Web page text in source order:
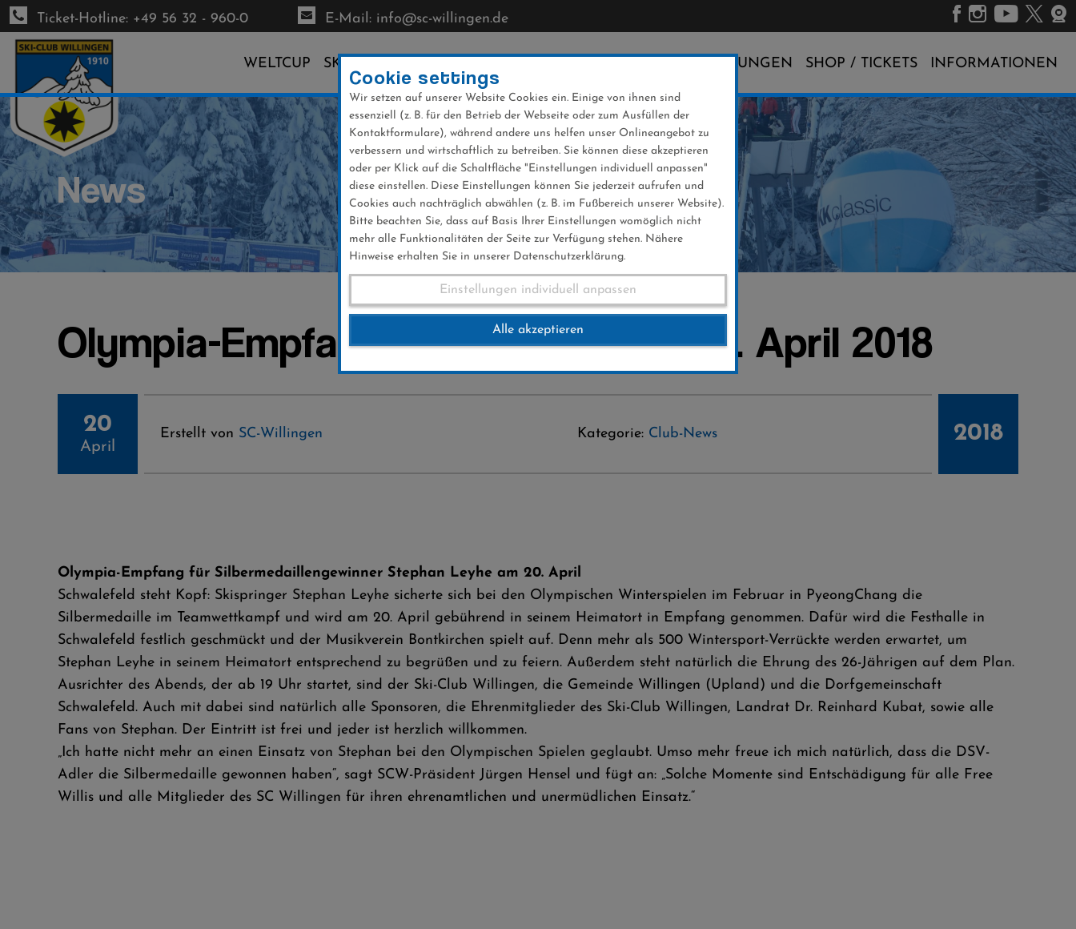
Direkt
zum
Inhalt
Ticket-Hotline: +49 56 32 - 960-0 E-Mail: info@sc-willingen.de
WELTCUP SKI-CLUB VERANSTALTUNGEN SHOP / TICKETS INFORMATIONEN
News
Olympia-Empfang Stephan Leyhe 20. April 2018
20
April
Erstellt von SC-Willingen Kategorie: Club-News 2018
Olympia-Empfang für Silbermedaillengewinner Stephan Leyhe am 20. April
Schwalefeld steht Kopf: Skispringer Stephan Leyhe sicherte sich bei den Olympischen Winterspielen im Februar in PyeongChang die
Silbermedaille im Teamwettkampf und wird am 20. April gebührend in seinem Heimatort in Empfang genommen. Dafür wird die Festhalle in
Schwalefeld festlich geschmückt und der Musikverein Bontkirchen spielt auf. Denn mehr als 500 Wintersport-Verrückte werden erwartet, um
Stephan Leyhe in seinem Heimatort entsprechend zu begrüßen und zu feiern. Außerdem steht natürlich die Ehrung des 26-Jährigen auf dem Plan.
Ausrichter des Abends, der ab 19 Uhr startet, sind der Ski-Club Willingen, die Gemeinde Willingen (Upland) und die Dorfgemeinschaft
Schwalefeld. Auch mit dabei sind natürlich alle Sponsoren, die Ehrenmitglieder des Ski-Club Willingen, Landrat Dr. Reinhard Kubat, sowie alle
Fans von Stephan. Der Eintritt ist frei und jeder ist herzlich willkommen.
„Ich hatte nicht mehr an einen Einsatz von Stephan bei den Olympischen Spielen geglaubt. Umso mehr freue ich mich natürlich, dass die DSV-
Adler die Silbermedaille gewonnen haben“, sagt SCW-Präsident Jürgen Hensel und fügt an: „Solche Momente sind Entschädigung für alle Free
Willis und alle Mitglieder des SC Willingen für ihren ehrenamtlichen und unermüdlichen Einsatz.“
Cookie settings
Wir setzen auf unserer Website Cookies ein. Einige von ihnen sind
essenziell (z. B. für den Betrieb der Webseite oder zum Ausfüllen der
Kontaktformulare), während andere uns helfen unser Onlineangebot zu
verbessern und wirtschaftlich zu betreiben. Sie können diese akzeptieren
oder per Klick auf die Schaltfläche "Einstellungen individuell anpassen"
diese einstellen. Diese Einstellungen können Sie jederzeit aufrufen und
Cookies auch nachträglich abwählen (z. B. im Fußbereich unserer Website).
Bitte beachten Sie, dass auf Basis Ihrer Einstellungen womöglich nicht
mehr alle Funktionalitäten der Seite zur Verfügung stehen. Nähere
Hinweise erhalten Sie in unserer Datenschutzerklärung.
Einstellungen individuell anpassen
Alle akzeptieren